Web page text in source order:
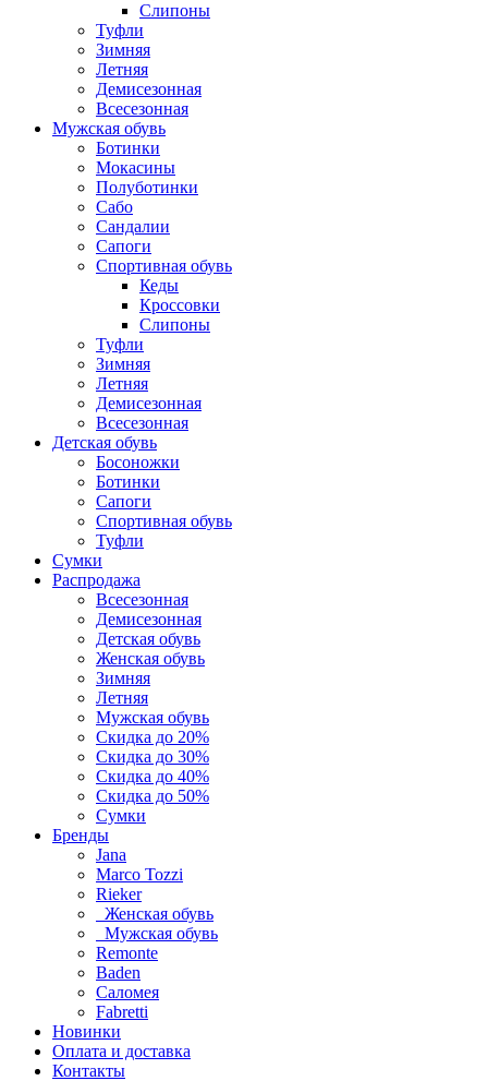
Слипоны
Туфли
Зимняя
Летняя
Демисезонная
Всесезонная
Мужская обувь
Ботинки
Мокасины
Полуботинки
Сабо
Сандалии
Сапоги
Спортивная обувь
Кеды
Кроссовки
Слипоны
Туфли
Зимняя
Летняя
Демисезонная
Всесезонная
Детская обувь
Босоножки
Ботинки
Сапоги
Спортивная обувь
Туфли
Сумки
Распродажа
Всесезонная
Демисезонная
Детская обувь
Женская обувь
Зимняя
Летняя
Мужская обувь
Скидка до 20%
Скидка до 30%
Скидка до 40%
Скидка до 50%
Сумки
Бренды
Jana
Marco Tozzi
Rieker
Женская обувь
Мужская обувь
Remonte
Baden
Саломея
Fabretti
Новинки
Оплата и доставка
Контакты